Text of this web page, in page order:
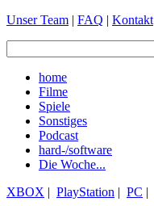
Unser Team | FAQ | Kontakt
home
Filme
Spiele
Sonstiges
Podcast
hard-/software
Die Woche...
XBOX | PlayStation | PC |